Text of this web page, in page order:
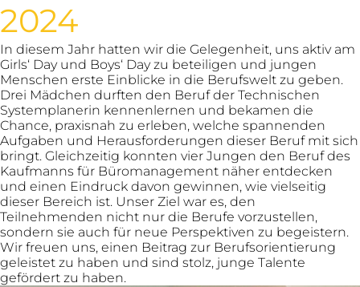
2024
In diesem Jahr hatten wir die Gelegenheit, uns aktiv am
Girls‘ Day und Boys‘ Day zu beteiligen und jungen
Menschen erste Einblicke in die Berufswelt zu geben.
Drei Mädchen durften den Beruf der Technischen
Systemplanerin kennenlernen und bekamen die
Chance, praxisnah zu erleben, welche spannenden
Aufgaben und Herausforderungen dieser Beruf mit sich
bringt. Gleichzeitig konnten vier Jungen den Beruf des
Kaufmanns für Büromanagement näher entdecken
und einen Eindruck davon gewinnen, wie vielseitig
dieser Bereich ist. Unser Ziel war es, den
Teilnehmenden nicht nur die Berufe vorzustellen,
sondern sie auch für neue Perspektiven zu begeistern.
Wir freuen uns, einen Beitrag zur Berufsorientierung
geleistet zu haben und sind stolz, junge Talente
gefördert zu haben.